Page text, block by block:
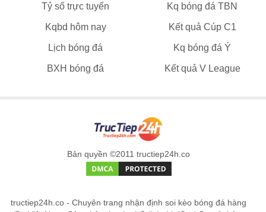
Tỷ số trực tuyến Kq bóng đá TBN
Kqbd hôm nay Kết quả Cúp C1
Lịch bóng đá Kq bóng đá Ý
BXH bóng đá Kết quả V League
Bản quyền ©2011 tructiep24h.co
tructiep24h.co - Chuyên trang nhận định soi kèo bóng đá hàng